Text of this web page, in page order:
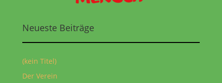
Neueste Beiträge
(kein Titel)
Der Verein